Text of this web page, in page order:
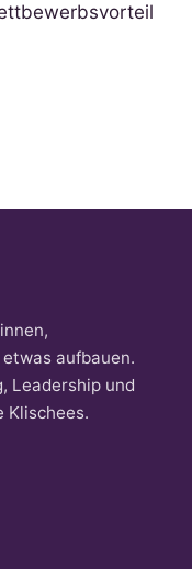
aufbauen.
Leadership und
Klischees.